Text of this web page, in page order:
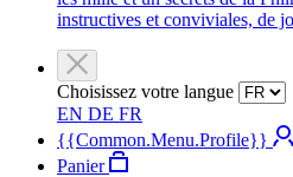
instructives et conviviales, de
Choisissez votre langue
EN DE FR
{{Common.Menu.Profile}}
Panier